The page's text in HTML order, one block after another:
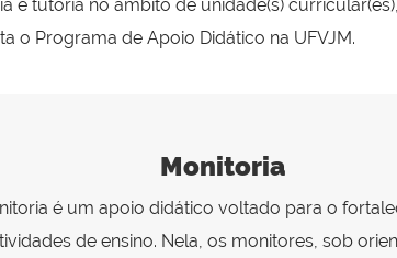
e tutoria no âmbito de unidade(s)
o Programa de Apoio Didático na UFVJM.
Monitoria
é um apoio didático voltado para o
de ensino. Nela, os monitores, sob